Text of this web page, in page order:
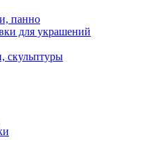
панно
для украшений
скульптуры